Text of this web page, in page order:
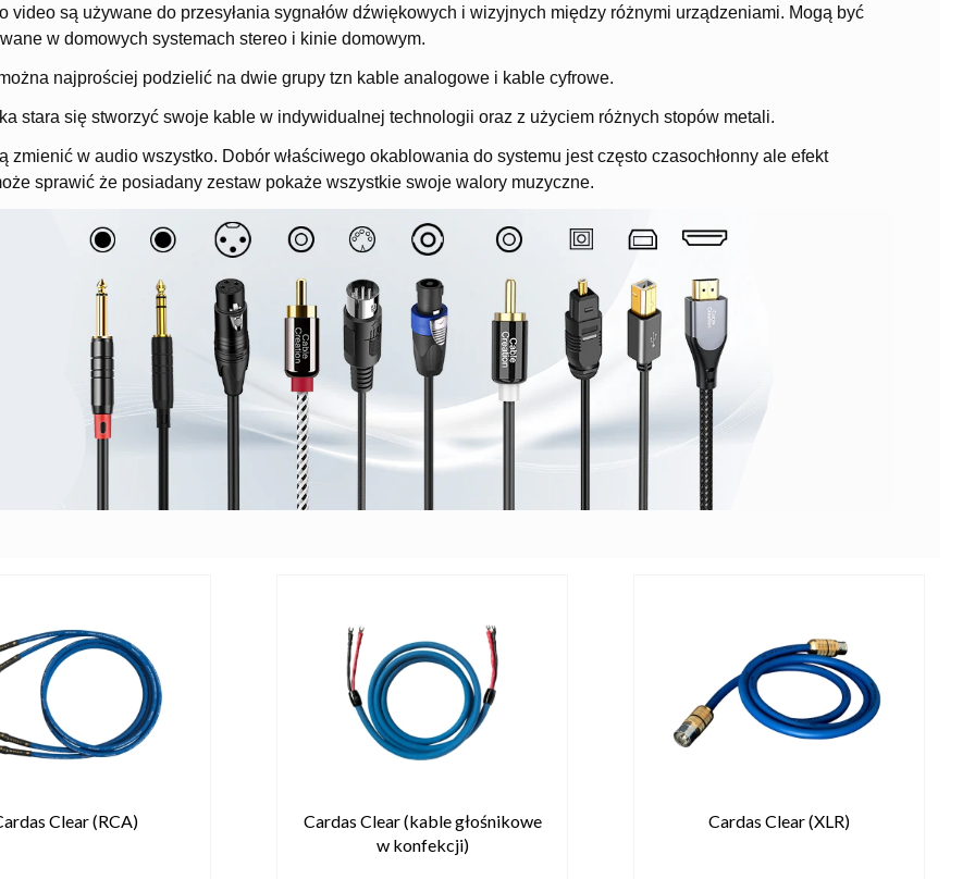
video są używane do przesyłania sygnałów dźwiękowych i wizyjnych między różnymi urządzeniami. Mogą być
w domowych systemach stereo i kinie domowym.
najprościej podzielić na dwie grupy tzn kable analogowe i kable cyfrowe.
stara się stworzyć swoje kable w indywidualnej technologii oraz z użyciem różnych stopów metali.
zmienić w audio wszystko. Dobór właściwego okablowania do systemu jest często czasochłonny ale efekt
sprawić że posiadany zestaw pokaże wszystkie swoje walory muzyczne.
Clear (RCA)
Cardas Clear (kable głośnikowe
w konfekcji)
Cardas Clear (XLR)